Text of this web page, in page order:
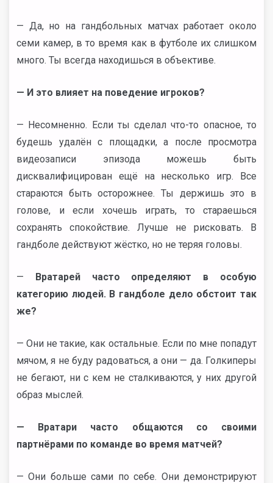
— Да, но на гандбольных матчах работает около
семи камер, в то время как в футболе их слишком
много. Ты всегда находишься в объективе.
— И это влияет на поведение игроков?
— Несомненно. Если ты сделал что-то опасное, то
будешь удалён с площадки, а после просмотра
видеозаписи эпизода можешь быть
дисквалифицирован ещё на несколько игр. Все
стараются быть осторожнее. Ты держишь это в
голове, и если хочешь играть, то стараешься
сохранять спокойствие. Лучше не рисковать. В
гандболе действуют жёстко, но не теряя головы.
— Вратарей часто определяют в особую
категорию людей. В гандболе дело обстоит так
же?
— Они не такие, как остальные. Если по мне попадут
мячом, я не буду радоваться, а они — да. Голкиперы
не бегают, ни с кем не сталкиваются, у них другой
образ мыслей.
— Вратари часто общаются со своими
партнёрами по команде во время матчей?
— Они больше сами по себе. Они демонстрируют